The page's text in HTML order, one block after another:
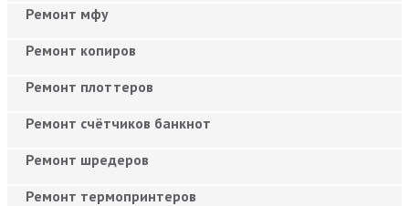
Ремонт мфу
Ремонт копиров
Ремонт плоттеров
Ремонт счётчиков банкнот
Ремонт шредеров
Ремонт термопринтеров